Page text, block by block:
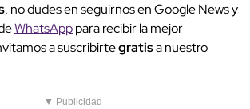
, no dudes en seguirnos en Google News y
WhatsApppara recibir la mejor
a suscribirtegratisa nuestro
▼ Publicidad